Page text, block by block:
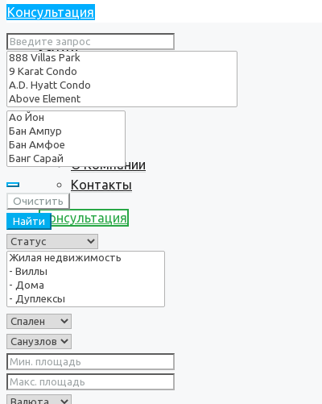
Услуги
О нас
О Компании
Контакты
Консультация
Консультация
Очистить
Найти